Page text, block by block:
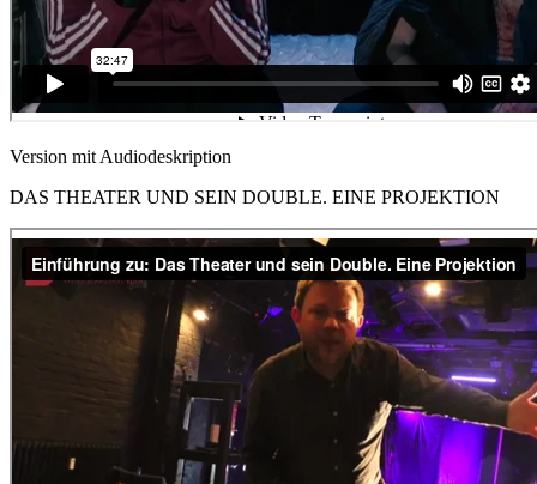
Version mit Audiodeskription
DAS THEATER UND SEIN DOUBLE. EINE PROJEKTION